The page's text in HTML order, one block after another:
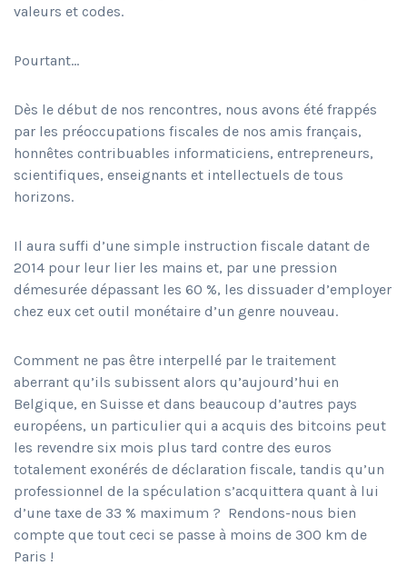
valeurs et codes.
Pourtant…
Dès le début de nos rencontres, nous avons été frappés
par les préoccupations fiscales de nos amis français,
honnêtes contribuables informaticiens, entrepreneurs,
scientifiques, enseignants et intellectuels de tous
horizons.
Il aura suffi d’une simple instruction fiscale datant de
2014 pour leur lier les mains et, par une pression
démesurée dépassant les 60 %, les dissuader d’employer
chez eux cet outil monétaire d’un genre nouveau.
Comment ne pas être interpellé par le traitement
aberrant qu’ils subissent alors qu’aujourd’hui en
Belgique, en Suisse et dans beaucoup d’autres pays
européens, un particulier qui a acquis des bitcoins peut
les revendre six mois plus tard contre des euros
totalement exonérés de déclaration fiscale, tandis qu’un
professionnel de la spéculation s’acquittera quant à lui
d’une taxe de 33 % maximum ? Rendons-nous bien
compte que tout ceci se passe à moins de 300 km de
Paris !